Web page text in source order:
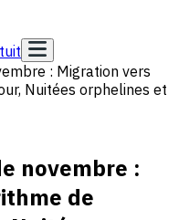
: Migration vers
Nuitées orphelines et
novembre :
de